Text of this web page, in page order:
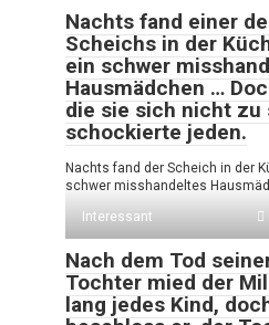
Nachts fand einer
Scheichs in der
ein schwer
Hausmädchen …
die sie sich nicht zu
schockierte jeden.
Nachts fand der Scheich in der
schwer misshandeltes
Interessant
Nach dem Tod
Tochter mied der
lang jedes Kind,